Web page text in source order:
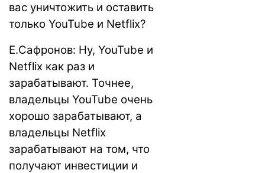
вас уничтожить и оставить
только YouTube и Netflix?
Е.Сафронов: Ну, YouTube и
Netflix как раз и
зарабатывают. Точнее,
владельцы YouTube очень
хорошо зарабатывают, а
владельцы Netflix
зарабатывают на том, что
получают инвестиции и